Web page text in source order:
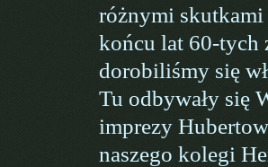
różnymi skutkami
końcu lat 60-tych
dorobiliśmy się
Tu odbywały się
imprezy
naszego kolegi